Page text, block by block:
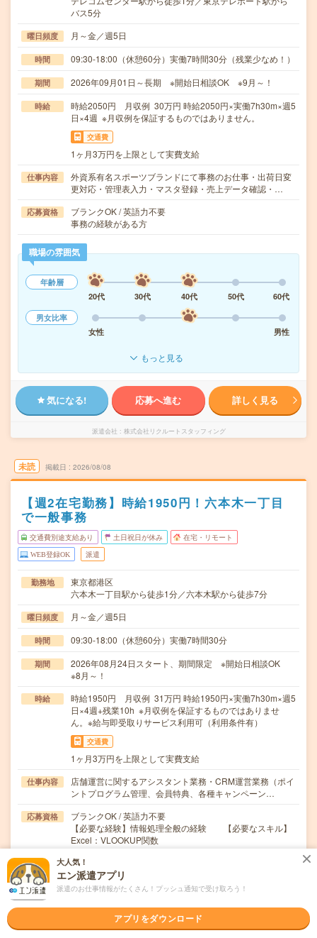
バス5分
曜日頻度 月～金／週5日
時間 09:30-18:00（休憩60分）実働7時間30分（残業少なめ！）
期間 2026年09月01日～長期 ※開始日相談OK ※9月～！
時給
時給2050円 月収例 30万円 時給2050円×実働7h30m×週5
日×4週 ※月収例を保証するものではありません。
交通費
1ヶ月3万円を上限として実費支給
仕事内容
外資系有名スポーツブランドにて事務のお仕事・出荷日変
更対応・管理表入力・マスタ登録・売上データ確認・…
応募資格
ブランクOK / 英語力不要
事務の経験がある方
職場の雰囲気
年齢層
20代
30代 40代 50代
60代
男女比率
女性
男性
もっと見る
気になる! 応募へ進む 詳しく見る
派遣会社 株式会社リクルートスタッフィング
未読 掲載日 2026/08/08
【週2在宅勤務】時給1950円！六本木一丁目
で一般事務
交通費別途支給あり 土日祝日が休み 在宅・リモート
WEB登録OK 派遣
勤務地
東京都港区
六本木一丁目駅から徒歩1分／六本木駅から徒歩7分
曜日頻度 月～金／週5日
時間 09:30-18:00（休憩60分）実働7時間30分
期間
2026年08月24日スタート、期間限定 ※開始日相談OK
※8月～！
時給
時給1950円 月収例 31万円 時給1950円×実働7h30m×週5
日×4週+残業10h ※月収例を保証するものではありませ
ん。※給与即受取りサービス利用可（利用条件有）
交通費
1ヶ月3万円を上限として実費支給
仕事内容
店舗運営に関するアシスタント業務・CRM運営業務（ポイ
ントプログラム管理、会員特典、各種キャンペーン…
応募資格
ブランクOK / 英語力不要
【必要な経験】情報処理全般の経験 【必要なスキル】
Excel：VLOOKUP関数
職場の雰囲気
職場の様子
活気がある
大人気！
エン派遣アプリ
派遣のお仕事情報がたくさん！プッシュ通知で受け取ろう！
アプリをダウンロード